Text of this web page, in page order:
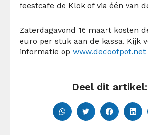
feestcafe de Klok of via één van
Zaterdagavond 16 maart kosten
euro per stuk aan de kassa. Kijk
informatie op www.dedoofpot.net
Deel dit artikel: